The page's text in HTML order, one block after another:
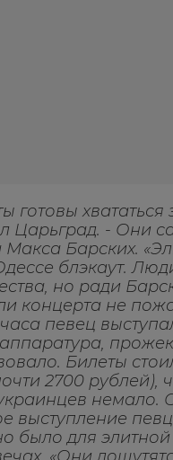
готовы
Царьград. - Они
Макса Барских.
блэкаут.
но ради
концерта не
певец
Билеты
2700 рублей),
немало.
выступление
было для